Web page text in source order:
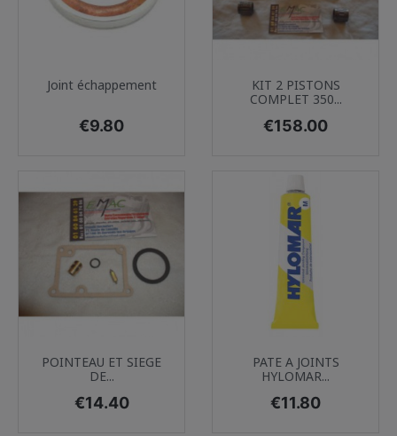
Joint échappement
Price
€9.80
KIT 2 PISTONS
COMPLET 350...
Price
€158.00
POINTEAU ET SIEGE
DE...
Price
€14.40
PATE A JOINTS
HYLOMAR...
Price
€11.80